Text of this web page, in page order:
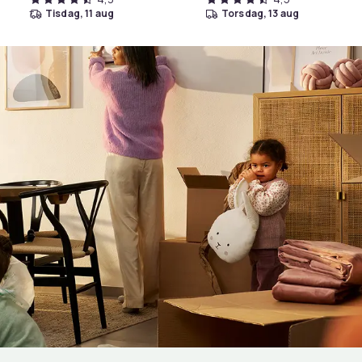
tisdag, 11 aug torsdag, 13 aug